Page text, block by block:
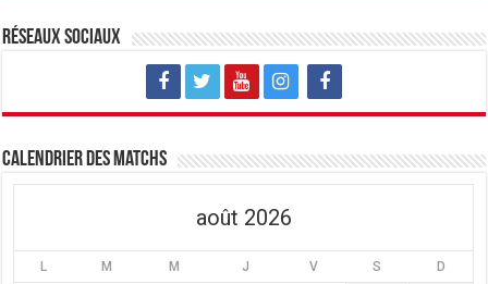
Réseaux sociaux
Calendrier des matchs
août 2026
L M M J V S D